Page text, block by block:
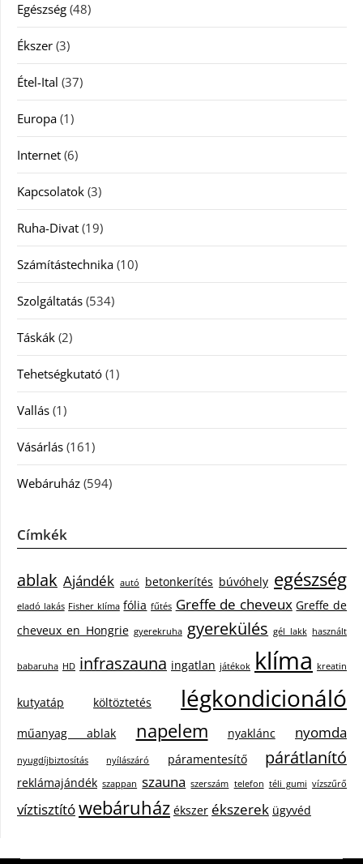
Egészség (48)
Ékszer (3)
Étel-Ital (37)
Europa (1)
Internet (6)
Kapcsolatok (3)
Ruha-Divat (19)
Számítástechnika (10)
Szolgáltatás (534)
Táskák (2)
Tehetségkutató (1)
Vallás (1)
Vásárlás (161)
Webáruház (594)
Címkék
ablak Ajándék autó betonkerítés búvóhely egészség
eladó lakás Fisher klíma fólia fűtés Greffe de cheveux Greffe de
cheveux en Hongrie gyerekruha gyerekülés gél lakk használt
babaruha HD infraszauna ingatlan játékok klíma kreatin
kutyatáp költöztetés légkondicionáló
műanyag ablak napelem nyaklánc nyomda
nyugdíjbiztosítás nyílászáró páramentesítő párátlanító
reklámajándék szappan szauna szerszám telefon téli gumi vízszűrő
víztisztítówebáruház ékszer ékszerek ügyvéd